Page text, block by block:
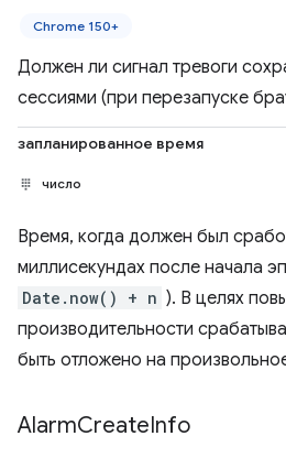
Chrome 150+
Должен ли сигнал тревоги
сессиями (при перезапуске
запланированное время
число
Время, когда должен был
миллисекундах после начала
Date.now() + n ). В целях
производительности
быть отложено на
AlarmCreateInfo